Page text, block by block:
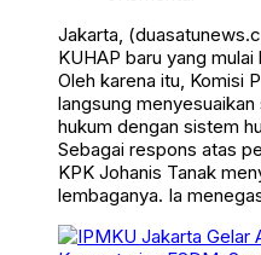
Jakarta,
KUHAP baru yang
Oleh karena itu, Komisi
langsung
hukum dengan sistem
Sebagai respons atas
KPK Johanis Tanak
lembaganya. Ia